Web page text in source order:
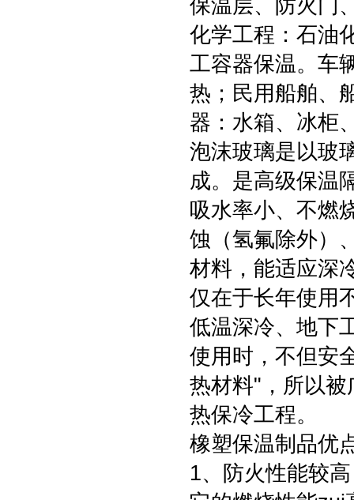
保温层、防火门
化学工程：石油
工容器保温。车
热；民用船舶、
器：水箱、冰柜
泡沫玻璃是以玻
成。是高级保温
吸水率小、不燃
蚀（氢氟除外）
材料，能适应深
仅在于长年使用
低温深冷、地下
使用时，不但安
热材料"，所以
热保冷工程。
橡塑保温制品优
1、防火性能较